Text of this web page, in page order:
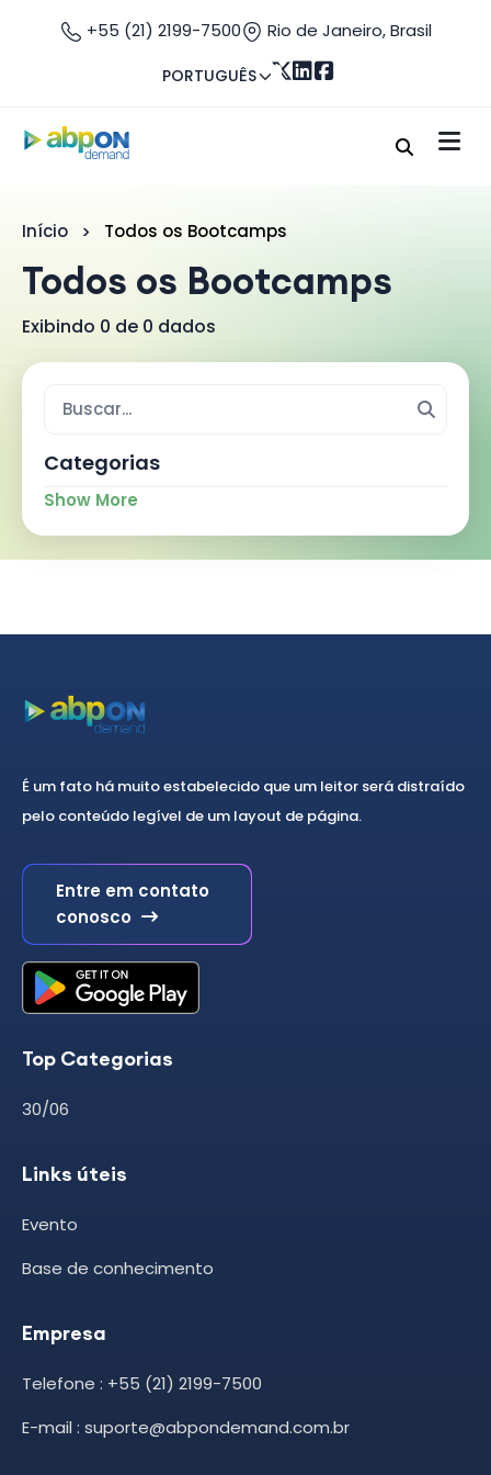
+55 (21) 2199-7500 Rio de Janeiro, Brasil
PORTUGUÊS
Início Todos os Bootcamps
Todos os Bootcamps
Exibindo 0 de 0 dados
Categorias
Show More
É um fato há muito estabelecido que um leitor será distraído
pelo conteúdo legível de um layout de página.
Entre em contato
conosco
Top Categorias
30/06
Links úteis
Evento
Base de conhecimento
Empresa
Telefone : +55 (21) 2199-7500
E-mail : suporte@abpondemand.com.br